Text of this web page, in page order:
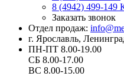
8 (4942) 499-149
Заказать звонок
Отдел продаж:
г. Ярославль,
ПН-ПТ 8.00-19.00
СБ 8.00-17.00
ВС 8.00-15.00